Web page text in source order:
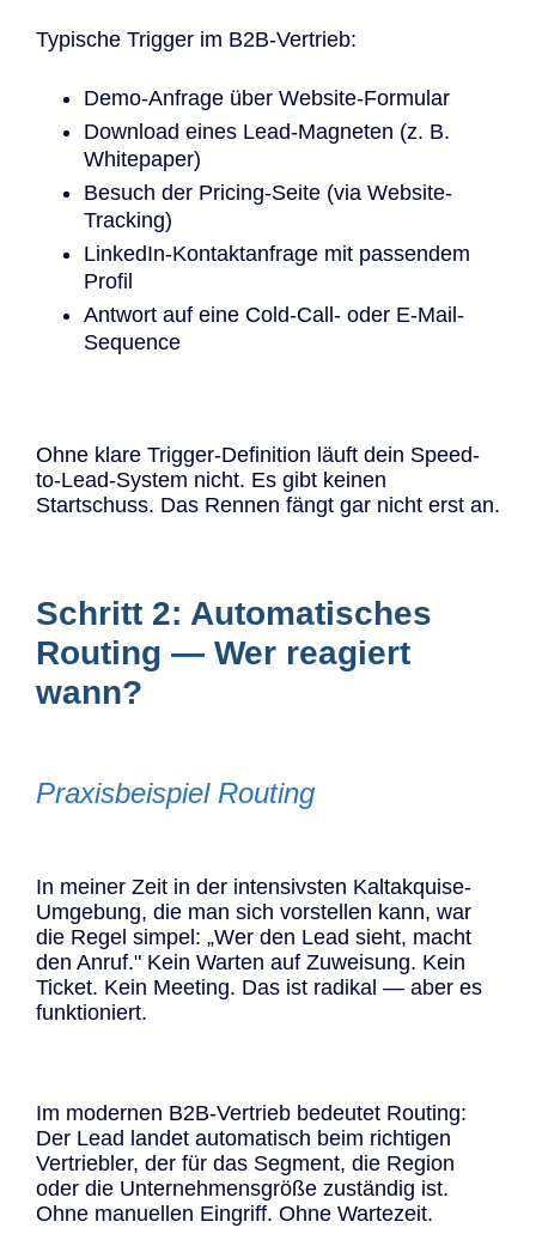
Typische Trigger im B2B-Vertrieb:
Demo-Anfrage über Website-Formular
Download eines Lead-Magneten (z. B.
Whitepaper)
Besuch der Pricing-Seite (via Website-
Tracking)
LinkedIn-Kontaktanfrage mit passendem
Profil
Antwort auf eine Cold-Call- oder E-Mail-
Sequence
Ohne klare Trigger-Definition läuft dein Speed-
to-Lead-System nicht. Es gibt keinen
Startschuss. Das Rennen fängt gar nicht erst an.
Schritt 2: Automatisches
Routing — Wer reagiert
wann?
Praxisbeispiel Routing
In meiner Zeit in der intensivsten Kaltakquise-
Umgebung, die man sich vorstellen kann, war
die Regel simpel: „Wer den Lead sieht, macht
den Anruf." Kein Warten auf Zuweisung. Kein
Ticket. Kein Meeting. Das ist radikal — aber es
funktioniert.
Im modernen B2B-Vertrieb bedeutet Routing:
Der Lead landet automatisch beim richtigen
Vertriebler, der für das Segment, die Region
oder die Unternehmensgröße zuständig ist.
Ohne manuellen Eingriff. Ohne Wartezeit.